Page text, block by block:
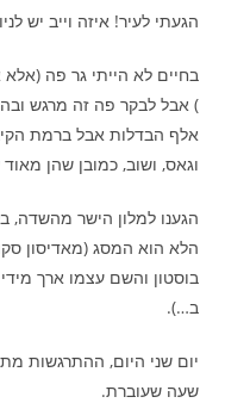
הגעתי לעיר! איזה וייב יש
בחיים לא הייתי גר פה (אלא
) אבל לבקר פה זה מרגש
אלף הבדלות אבל ברמת
וגאס, ושוב, כמובן שהן מאוד
הגענו למלון הישר
הלא הוא המסג (מאדיסון
בוסטון והשם עצמו ארך
ב…).
יום שני היום, ההתרגשות
שעה שעוברת.